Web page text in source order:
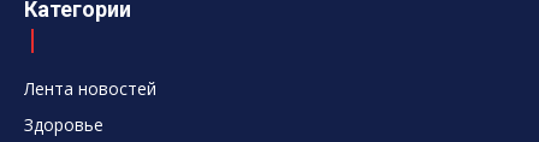
Категории
Лента новостей
Здоровье